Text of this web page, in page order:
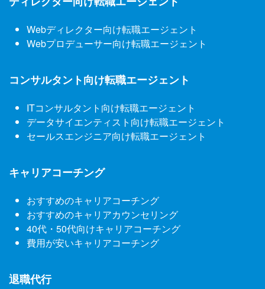
Webディレクター向け転職エージェント
Webプロデューサー向け転職エージェント
コンサルタント向け転職エージェント
ITコンサルタント向け転職エージェント
データサイエンティスト向け転職エージェント
セールスエンジニア向け転職エージェント
キャリアコーチング
おすすめのキャリアコーチング
おすすめのキャリアカウンセリング
40代・50代向けキャリアコーチング
費用が安いキャリアコーチング
退職代行